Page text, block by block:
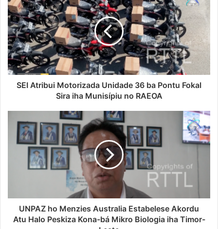
SEI Atribui Motorizada Unidade 36 ba Pontu Fokal
Sira iha Munisípiu no RAEOA
UNPAZ ho Menzies Australia Estabelese Akordu
Atu Halo Peskiza Kona-bá Mikro Biologia iha Timor-